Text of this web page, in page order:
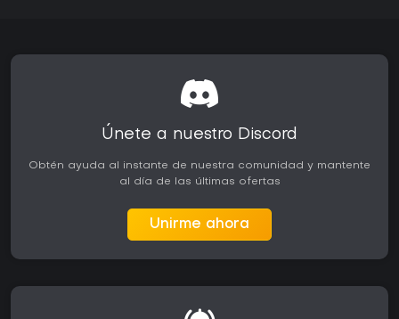
Únete a nuestro Discord
Obtén ayuda al instante de nuestra comunidad y mantente
al día de las últimas ofertas
Unirme ahora